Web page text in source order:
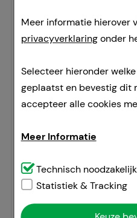
Meer informatie hierover
privacyverklaringonder
Selecteer hieronder
geplaatst en bevestig dit
accepteer alle cookies
Meer Informatie
Technisch noodzakelijk:
noodzakelijk zijn voor de
website (bv. navigatie,
Technisch noodzakelijk
Statistiek & Tracking
Medication
I have payment